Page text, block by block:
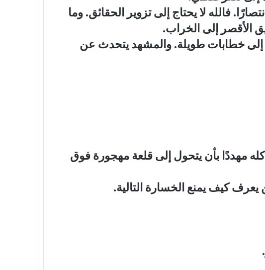
فالله لا يحتاج إلى تزوير الحقائق. وما
الأقصر إلى الخراب.
إلى خطابات طويلة. والمشهد يتحدث عن
مهددًا بأن يتحول إلى قلعة مهجورة فوق
كيف يمنع الخسارة التالية.